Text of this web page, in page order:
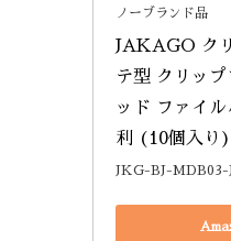
ノーブランド品
JAKAGO ク
テ型 クリッ
ッド ファイ
利 (10個入り
JKG-BJ-